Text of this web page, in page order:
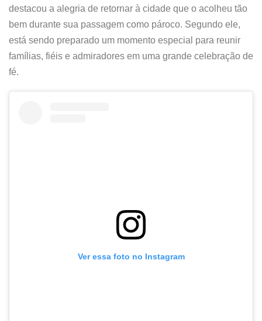
destacou a alegria de retornar à cidade que o acolheu tão
bem durante sua passagem como pároco. Segundo ele,
está sendo preparado um momento especial para reunir
famílias, fiéis e admiradores em uma grande celebração de
fé.
Ver essa foto no Instagram